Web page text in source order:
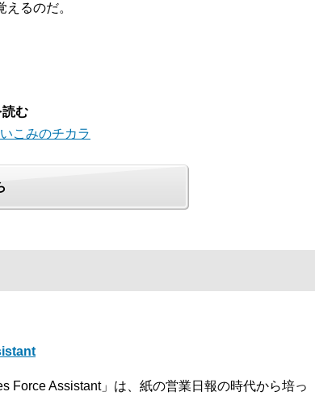
るのだ。
読む
こみのチカラ
Force Assistant」は、紙の営業日報の時代から培っ